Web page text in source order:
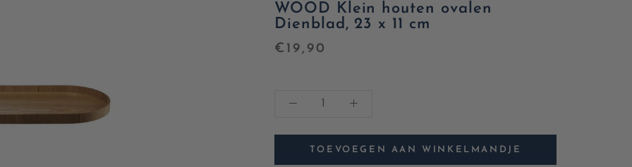
WOOD Klein houten ovalen
Dienblad, 23 x 11 cm
€19,90
TOEVOEGEN AAN WINKELMANDJE